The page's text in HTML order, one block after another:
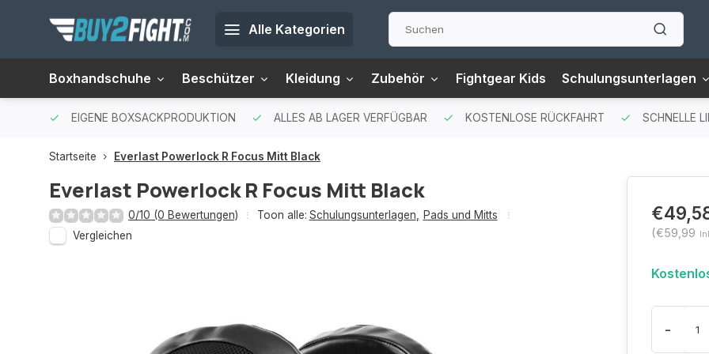
Alle Kategorien
Boxhandschuhe Beschützer Kleidung Zubehör Fightgear Kids Schulungsunterlagen
EIGENE BOXSACKPRODUKTION ALLES AB LAGER VERFÜGBAR KOSTENLOSE RÜCKFAHRT SCHNELLE
Startseite Everlast Powerlock R Focus Mitt Black
Everlast Powerlock R Focus Mitt Black
0/10 (0 Bewertungen) Toon alle: Schulungsunterlagen
Pads und Mitts
Vergleichen
(€59,99
-